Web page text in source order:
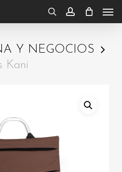
searchaccount
Y NEGOCIOS
Kani